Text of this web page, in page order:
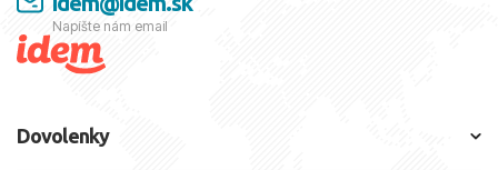
Napíšte nám email
Dovolenky